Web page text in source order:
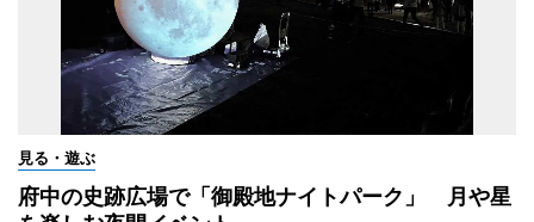
見る・遊ぶ
府中の史跡広場で「御殿地ナイトパーク」 月や星